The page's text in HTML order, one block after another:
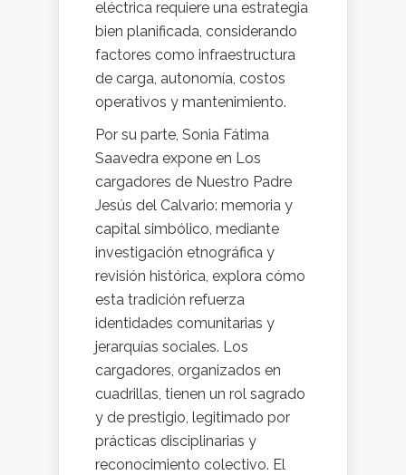
eléctrica requiere una estrategia
bien planificada, considerando
factores como infraestructura
de carga, autonomía, costos
operativos y mantenimiento.
Por su parte, Sonia Fátima
Saavedra expone en Los
cargadores de Nuestro Padre
Jesús del Calvario: memoria y
capital simbólico, mediante
investigación etnográfica y
revisión histórica, explora cómo
esta tradición refuerza
identidades comunitarias y
jerarquías sociales. Los
cargadores, organizados en
cuadrillas, tienen un rol sagrado
y de prestigio, legitimado por
prácticas disciplinarias y
reconocimiento colectivo. El